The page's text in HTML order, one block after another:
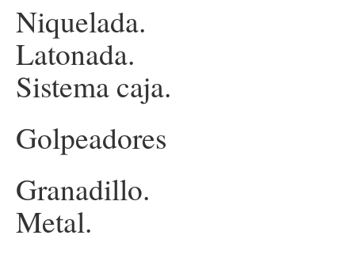
Niquelada.
Latonada.
Sistema caja.
Golpeadores
Granadillo.
Metal.